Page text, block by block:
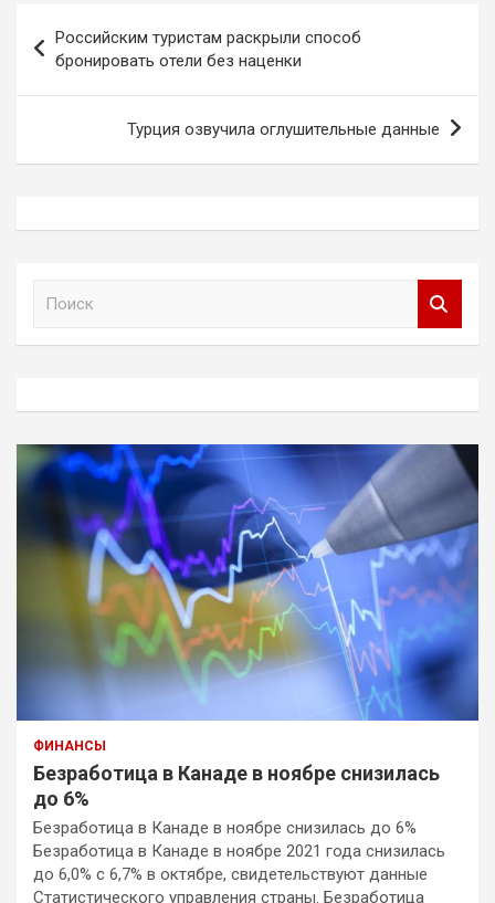
по
записям
Российским туристам раскрыли способ
бронировать отели без наценки
Турция озвучила оглушительные данные
ФИНАНСЫ
Безработица в Канаде в ноябре снизилась
до 6%
Безработица в Канаде в ноябре снизилась до 6%
Безработица в Канаде в ноябре 2021 года снизилась
до 6,0% с 6,7% в октябре, свидетельствуют данные
Статистического управления страны. Безработица